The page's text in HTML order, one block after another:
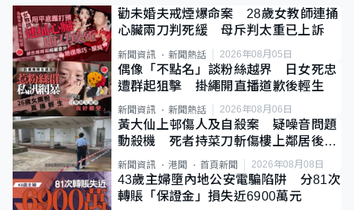
勸未婚夫戒煙爆命案 28歲女教師連捅
心臟兩刀判死緩 母斥判太重已上訴
新聞資訊 新聞熱話 2026年08月05日
偶像「不點名」談粉絲越界 日女死忠
遭群起狙擊 掛繩開直播道歉後輕生
新聞資訊 新聞熱話 2026年08月06日
黃大仙上邨傷人及自殺案 疑噪音問題
動殺機 死者持菜刀斬傷樓上鄰居後墮
斃
新聞資訊 港聞 首頁新聞 2026年08月08日
43歲主婦墮內地公安電騙陷阱 分81次
轉賬「保證金」損失近6900萬元